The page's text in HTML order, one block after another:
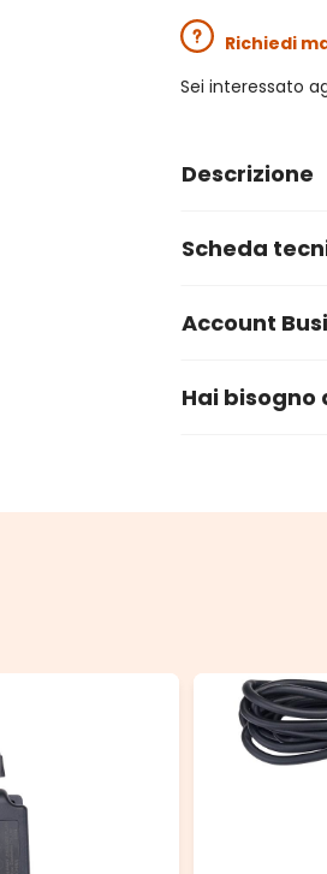
Richiedi
Sei interessato
Descrizione
Scheda
Account
Hai bisogno